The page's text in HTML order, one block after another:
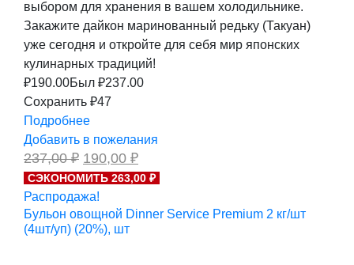
выбором для хранения в вашем холодильнике.
Закажите дайкон маринованный редьку (Такуан)
уже сегодня и откройте для себя мир японских
кулинарных традиций!
₽190.00Был ₽237.00
Сохранить ₽47
Подробнее
Добавить в пожелания
237,00₽ Первоначальная
цена
составляла
237,00 ₽.
190,00 ₽Текущая
цена:
190,00 ₽.
СЭКОНОМИТЬ 263,00 ₽
Распродажа!
Бульон овощной Dinner Service Premium 2 кг/шт
(4шт/уп) (20%), шт